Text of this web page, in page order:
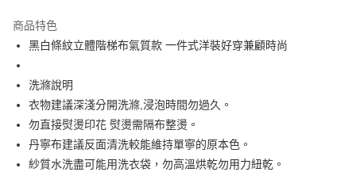
街口支付
悠遊付
大哥付你分期
相關說明
【大哥付你分期使用說明】
1.本服務由台灣大哥大提供，台灣大哥大用戶可立即使用無須另外申請。
2.付款方式選擇「大哥付你分期」，訂單成立後會自動跳轉到大哥付的交易
ATM付款
商品特色
黑白條紋立體階梯布氣質款 一件式洋裝好穿兼顧時尚
洗滌說明
衣物建議深淺分開洗滌,浸泡時間勿過久。
勿直接熨燙印花 熨燙需隔布整燙。
丹寧布建議反面清洗較能維持單寧的原本色。
紗質水洗盡可能用洗衣袋，勿高溫烘乾勿用力紐乾。